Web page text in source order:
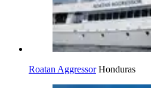
Roatan Aggressor Honduras